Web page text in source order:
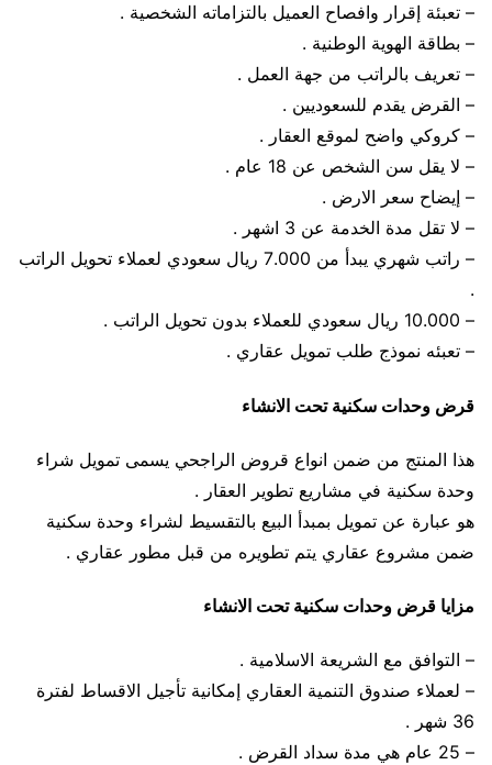
– تعبئة إقرار وافصاح العميل بالتزاماته الشخصية .
– بطاقة الهوية الوطنية .
– تعريف بالراتب من جهة العمل .
– القرض يقدم للسعوديين .
– كروكي واضح لموقع العقار .
– لا يقل سن الشخص عن 18 عام .
– إيضاح سعر الارض .
– لا تقل مدة الخدمة عن 3 اشهر .
– راتب شهري يبدأ من 7.000 ريال سعودي لعملاء تحويل الراتب
.
– 10.000 ريال سعودي للعملاء بدون تحويل الراتب .
– تعبئه نموذج طلب تمويل عقاري .
قرض وحدات سكنية تحت الانشاء
هذا المنتج من ضمن انواع قروض الراجحي يسمى تمويل شراء
وحدة سكنية في مشاريع تطوير العقار .
هو عبارة عن تمويل بمبدأ البيع بالتقسيط لشراء وحدة سكنية
ضمن مشروع عقاري يتم تطويره من قبل مطور عقاري .
مزايا قرض وحدات سكنية تحت الانشاء
– التوافق مع الشريعة الاسلامية .
– لعملاء صندوق التنمية العقاري إمكانية تأجيل الاقساط لفترة
36 شهر .
– 25 عام هي مدة سداد القرض .